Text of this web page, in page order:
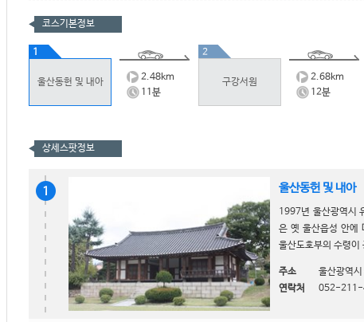
코스기본정보
1
울산동헌 및 내아 2.48km
11분
2
구강서원 2.68km
12분
상세스팟정보
1 울산동헌 및 내아
1997년 울산광역시
은 옛 울산읍성 안에
울산도호부의 수령
주소
울산광역
연락처
052-211-